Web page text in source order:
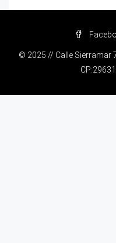
© 2025 // Calle Sierramar